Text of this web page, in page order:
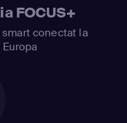
FOCUS+
conectat la